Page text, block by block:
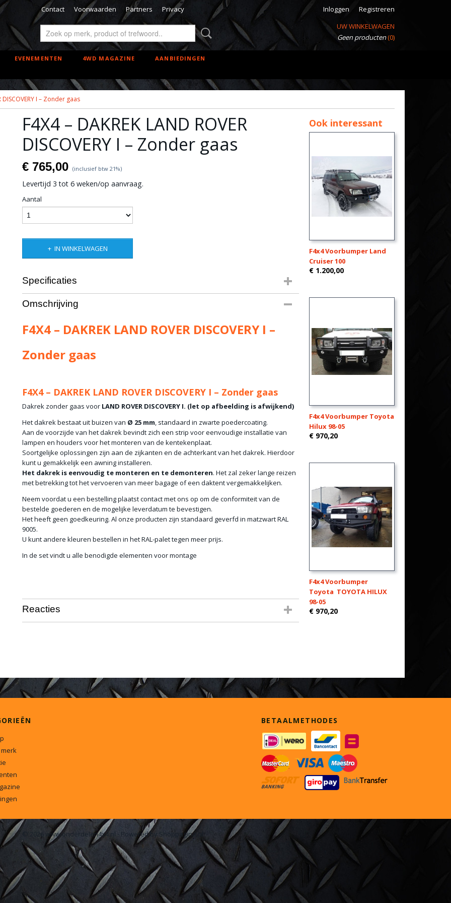
Contact Voorwaarden Partners Privacy Inloggen
Registreren
UW WINKELWAGEN
Geen producten(0)
EVENEMENTEN 4WD MAGAZINE AANBIEDINGEN
DISCOVERY I – Zonder gaas
F4X4 – DAKREK LAND ROVER
DISCOVERY I – Zonder gaas
€ 765,00 (inclusief btw 21%)
Levertijd 3 tot 6 weken/op aanvraag.
Aantal
IN WINKELWAGEN
Specificaties
Productcode leverancier
Netto gewicht
Omschrijving
F4X4 – DAKREK LAND ROVER DISCOVERY I –
Zonder gaas
F4X4 – DAKREK LAND ROVER DISCOVERY I – Zonder gaas
Dakrek zonder gaas voor LAND ROVER DISCOVERY I. (let op afbeelding is afwijkend)
Het dakrek bestaat uit buizen van Ø 25 mm, standaard in zwarte poedercoating.
Aan de voorzijde van het dakrek bevindt zich een strip voor eenvoudige installatie van
lampen en houders voor het monteren van de kentekenplaat.
Soortgelijke oplossingen zijn aan de zijkanten en de achterkant van het dakrek. Hierdoor
kunt u gemakkelijk een awning installeren.
Het dakrek is eenvoudig te monteren en te demonteren. Het zal zeker lange reizen
met betrekking tot het vervoeren van meer bagage of een daktent vergemakkelijken.
Neem voordat u een bestelling plaatst contact met ons op om de conformiteit van de
bestelde goederen en de mogelijke leverdatum te bevestigen.
Het heeft geen goedkeuring. Al onze producten zijn standaard geverfd in matzwart RAL
9005.
U kunt andere kleuren bestellen in het RAL-palet tegen meer prijs.
In de set vindt u alle benodigde elementen voor montage
Reacties
Ook interessant
F4x4 Voorbumper Land
Cruiser 100
€ 1.200,00
F4x4 Voorbumper Toyota
Hilux 98-05
€ 970,20
F4x4 Voorbumper
Toyota TOYOTA HILUX
98-05
€ 970,20
BETAALMETHODES
© 2026 www.onderdelen4x4.nl - Powered by Shoppagina.nl